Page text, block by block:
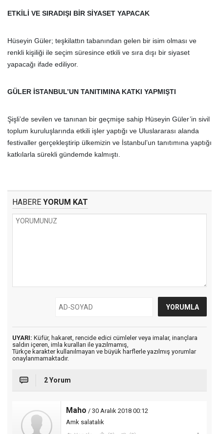
ETKİLİ VE SIRADIŞI BİR SİYASET YAPACAK
Hüseyin Güler; teşkilattın tabanından gelen bir isim olması ve
renkli kişiliği ile seçim süresince etkili ve sıra dışı bir siyaset
yapacağı ifade ediliyor.
GÜLER İSTANBUL’UN TANITIMINA KATKI YAPMIŞTI
Şişli’de sevilen ve tanınan bir geçmişe sahip Hüseyin Güler’in sivil
toplum kuruluşlarında etkili işler yaptığı ve Uluslararası alanda
festivaller gerçekleştirip ülkemizin ve İstanbul’un tanıtımına yaptığı
katkılarla sürekli gündemde kalmıştı.
HABERE YORUM KAT
UYARI: Küfür, hakaret, rencide edici cümleler veya imalar, inançlara
saldırı içeren, imla kuralları ile yazılmamış,
Türkçe karakter kullanılmayan ve büyük harflerle yazılmış yorumlar
onaylanmamaktadır.
2 Yorum
Maho / 30 Aralık 2018 00:12
Amk salatalık